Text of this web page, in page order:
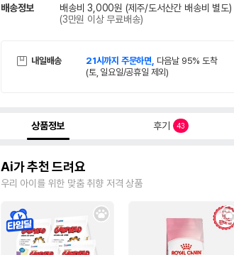
배송정보 배송비 3,000원 (제주/도서산간 배송비 별도)
(3만원 이상 무료배송)
내일배송 21시까지 주문하면, 다음날 95% 도착
(토, 일요일/공휴일 제외)
상품정보 후기 43
Ai가 추천 드려요
우리 아이를 위한 맞춤 취향 저격 상품